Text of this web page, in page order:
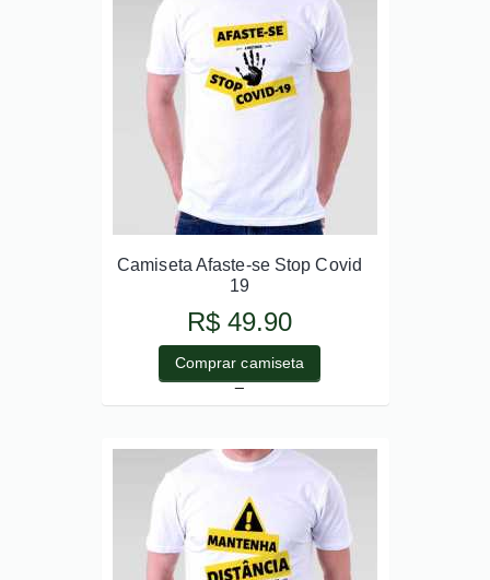
Camiseta Afaste-se Stop Covid
19
R$ 49.90
Comprar camiseta
_